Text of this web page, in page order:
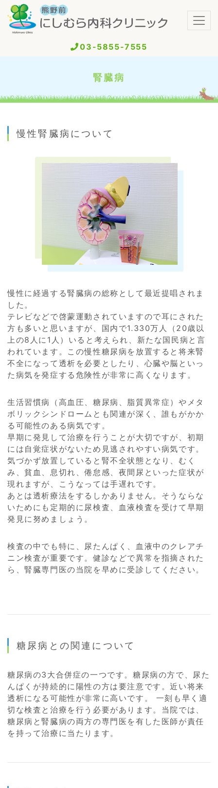
03-5855-7555
腎臓病
慢性腎臓病について
慢性に経過する腎臓病の総称として最近提唱されま
した。
テレビなどで啓蒙運動されていますので耳にされた
方も多いと思いますが、国内で1.330万人（20歳以
上の8人に1人）いると考えられ、新たな国民病と言
われています。この慢性糖尿病を放置すると将来腎
不全になって透析を必要としたり、心臓や脳といっ
た病気を発症する危険性が非常に高くなります。
生活習慣病（高血圧、糖尿病、脂質異常症）やメタ
ボリックシンドロームとも関連が深く、誰もがかか
る可能性のある病気です。
早期に発見して治療を行うことが大切ですが、初期
には自覚症状がないため見逃されやすい病気です。
気づかず放置していると腎不全状態となり、むく
み、貧血、息切れ、倦怠感、夜間尿といった症状が
現れますが、こうなっては手遅れです。
あとは透析療法をするしかありません。そうならな
いためにも定期的に尿検査、血液検査を受けて早期
発見に努めましょう。
検査の中でも特に、尿たんぱく、血液中のクレアチ
ニン検査が重要です。健診などで異常を指摘された
ら、腎臓専門医の当院を早めに受診してください。
糖尿病との関連について
糖尿病の3大合併症の一つです。糖尿病の方で、尿た
んぱくが持続的に陽性の方は要注意です。近い将来
透析になる可能性が非常に高いです。 一刻も早く適
切な検査と治療を行う必要があります。当院では、
糖尿病と腎臓病の両方の専門医を有した医師が責任
を持って治療に当たります。